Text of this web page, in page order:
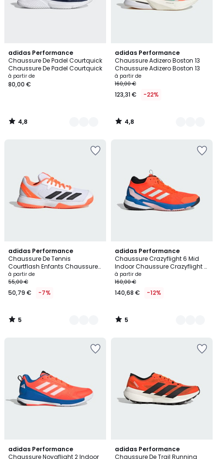
adidas Performance
Chaussure De Padel Courtquick
Chaussure De Padel Courtquick
à partir de
80,00 €
4,8
/ 5
3
Couleurs
4,8
/
adidas Performance
Chaussure Adizero Boston 13
Chaussure Adizero Boston 13
à partir de
160,00 €
123,31 € -22%
4,8
/ 5
11
Couleurs
4,8
/
adidas Performance
Chaussure De Tennis
Courtflash Enfants Chaussure
De Tennis Courtflash Enfants
à partir de
55,00 €
50,79 € -7%
5
/
5
4
Couleurs
5
/
adidas Performance
Chaussure Crazyflight 6 Mid
Indoor Chaussure Crazyflight 6
Mid Indoor
à partir de
160,00 €
140,68 € -12%
5
/
5
3
Couleurs
5
/
adidas Performance
Chaussure Novaflight 2 Indoor
3,8
/ 5
4
adidas Performance
Chaussure De Trail Running
4,3
/ 5
3